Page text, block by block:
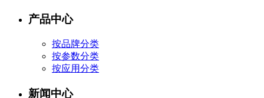
产品中心
按品牌分类
按参数分类
按应用分类
新闻中心